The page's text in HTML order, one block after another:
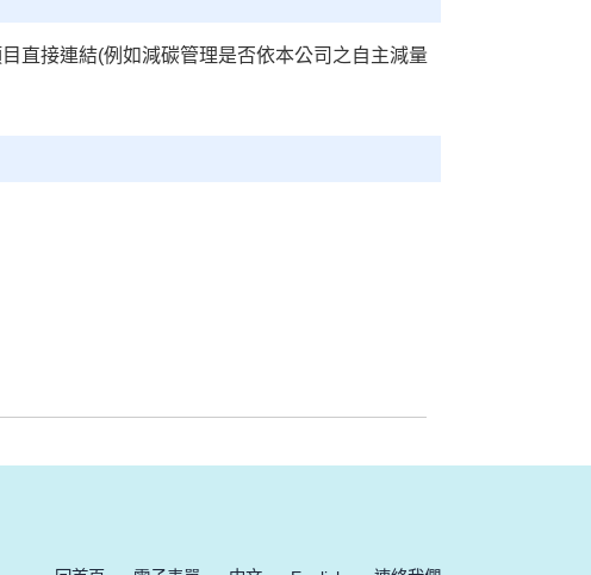
直接連結(例如減碳管理是否依本公司之自主減量